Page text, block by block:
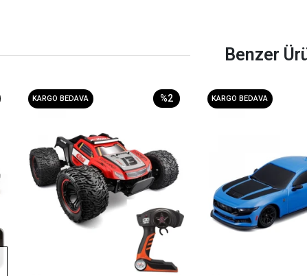
Benzer
KARGO BEDAVA %2 KARGO BEDAVA